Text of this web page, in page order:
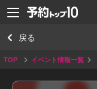
戻る
TOP イベント情報一覧